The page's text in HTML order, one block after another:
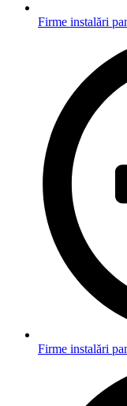
Firme instalări
Firme instalări